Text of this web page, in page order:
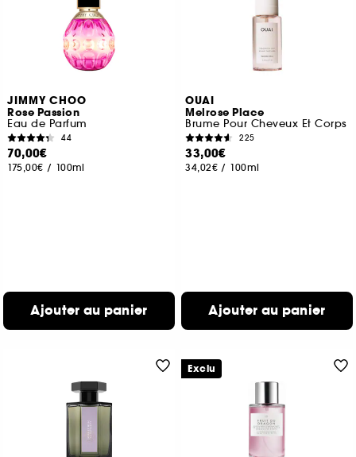
JIMMY CHOO
Rose Passion
Eau de Parfum
44
70,00€
175,00€ / 100ml
Ajouter au panier
OUAI
Melrose Place
Brume Pour Cheveux Et Corps
225
33,00€
34,02€ / 100ml
Ajouter au panier
Exclu